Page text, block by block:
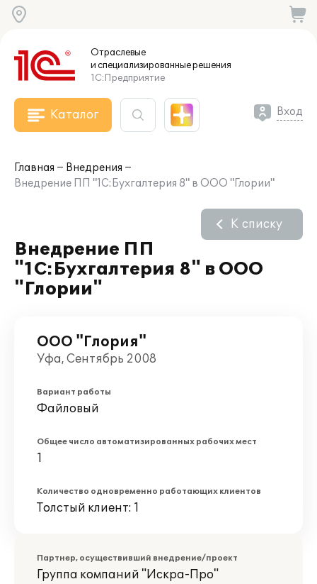
Отраслевые
и специализированныерешения
1С:Предприятие
Каталог Вход
Главная
Внедрения
Внедрение ПП "1С:Бухгалтерия 8" в ООО "Глории"
Внедрение ПП
"1С:Бухгалтерия 8" в ООО
"Глории"
К списку
ООО "Глория"
Уфа, Сентябрь 2008
Вариант работы
Файловый
Общее число автоматизированных рабочих мест
1
Количество одновременно работающих клиентов
Толстый клиент: 1
Партнер, осуществивший внедрение/проект
Группа компаний "Искра-Про"